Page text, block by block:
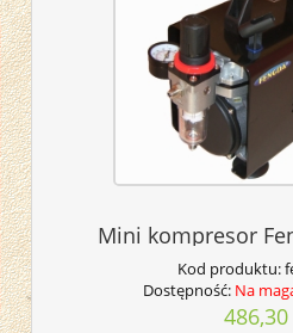
Mini kompresor
Kod produktu:
Dostępność: Na
486,30